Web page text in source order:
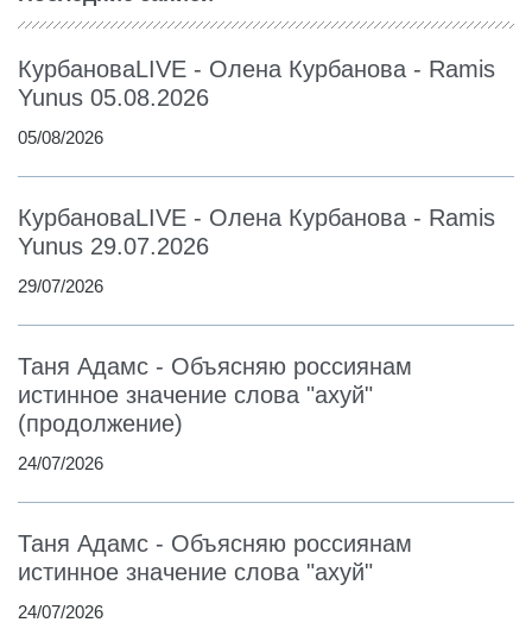
КурбановаLIVE - Олена Курбанова - Ramis
Yunus 05.08.2026
05/08/2026
КурбановаLIVE - Олена Курбанова - Ramis
Yunus 29.07.2026
29/07/2026
Таня Адамс - Объясняю россиянам
истинное значение слова "ахуй"
(продолжение)
24/07/2026
Таня Адамс - Объясняю россиянам
истинное значение слова "ахуй"
24/07/2026